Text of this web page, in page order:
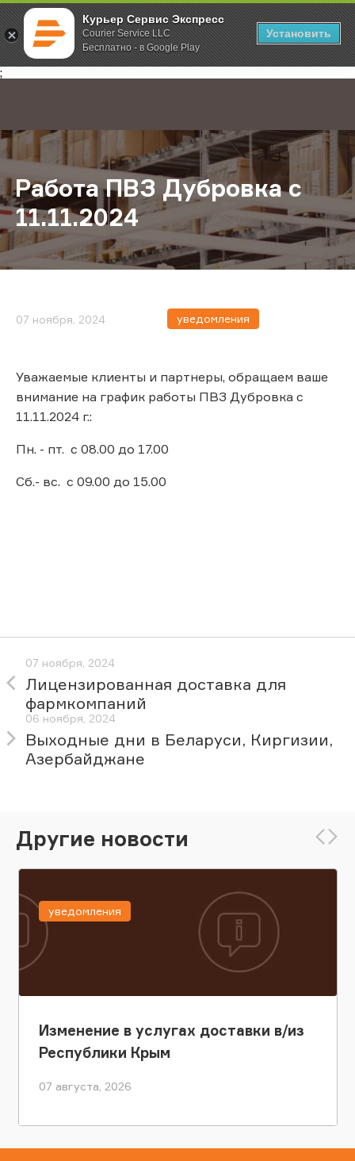
Курьер Сервис Экспресс
Courier Service LLC
Бесплатно - в Google Play
Установить
;
Главная О компании Новости Работа ПВЗ Дубровка с 11.11.2024
Работа ПВЗ Дубровка с
11.11.2024
07 ноября, 2024 уведомления
Уважаемые клиенты и партнеры, обращаем ваше
внимание на график работы ПВЗ Дубровка с
11.11.2024 г.:
Пн. - пт. с 08.00 до 17.00
Сб.- вс. с 09.00 до 15.00
07 ноября, 2024
Лицензированная доставка для
фармкомпаний
06 ноября, 2024
Выходные дни в Беларуси, Киргизии,
Азербайджане
Другие новости
Изменение в услугах доставки в/из
Республики Крым
07 августа, 2026
уведомления